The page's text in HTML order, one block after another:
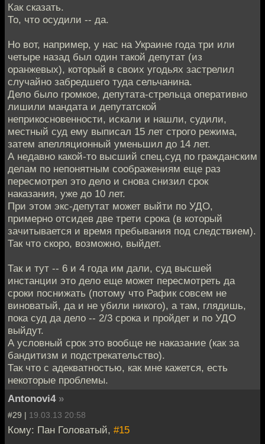
Как сказать.
То, что осудили -- да.
Но вот, например, у нас на Украине года три или
четыре назад был один такой депутат (из
оранжевых), который в своих угодьях застрелил
случайно забредшего туда сельчанина.
Дело было громкое, депутата-стрельца оперативно
лишили мандата и депутатской
неприкосновенности, искали и нашли, судили,
местный суд ему выписал 15 лет строго режима,
затем апелляционный уменьшил до 14 лет.
А недавно какой-то высший спец.суд по гражданским
делам по непонятным соображениям еще раз
пересмотрел это дело и снова снизил срок
наказания, уже до 10 лет.
При этом экс-депутат может выйти по УДО,
примерно отсидев две трети срока (в который
зачитывается и время пребывания под следствием).
Так что скоро, возможно, выйдет.
Так и тут -- 6 и 4 года им дали, суд высшей
инстанции это дело еще может пересмотреть да
сроки поснижать (потому что Рафик совсем не
виноватый, да и не убили никого), а там, глядишь,
пока суд да дело -- 2/3 срока и пройдет и по УДО
выйдут.
А условный срок это вообще не наказание (как за
бандитизм и подстрекательство).
Так что с адекватностью, как мне кажется, есть
некоторые проблемы.
Antonovi4 »
#29 | 19.03.13 20:58
Кому: Пан Головатый, #15